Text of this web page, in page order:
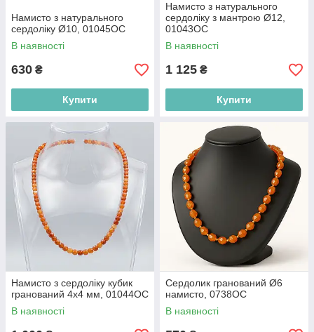
Намисто з натурального
сердоліку Ø10, 01045ОС
В наявності
630 ₴
Купити
Намисто з натурального
сердоліку з мантрою Ø12,
01043ОС
В наявності
1 125 ₴
Купити
Намисто з сердоліку кубик
гранований 4х4 мм, 01044ОС
В наявності
Сердолик гранований Ø6
намисто, 0738ОС
В наявності